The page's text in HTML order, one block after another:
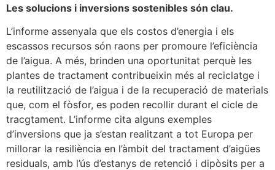
Les solucions i inversions sostenibles són clau.
L’informe assenyala que els costos d’energia i els
escassos recursos són raons per promoure l’eficiència
de l’aigua. A més, brinden una oportunitat perquè les
plantes de tractament contribueixin més al reciclatge i
la reutilització de l’aigua i de la recuperació de materials
que, com el fòsfor, es poden recollir durant el cicle de
tracgtament. L’informe cita alguns exemples
d’inversions que ja s’estan realitzant a tot Europa per
millorar la resiliència en l’àmbit del tractament d’aigües
residuals, amb l’ús d’estanys de retenció i dipòsits per a